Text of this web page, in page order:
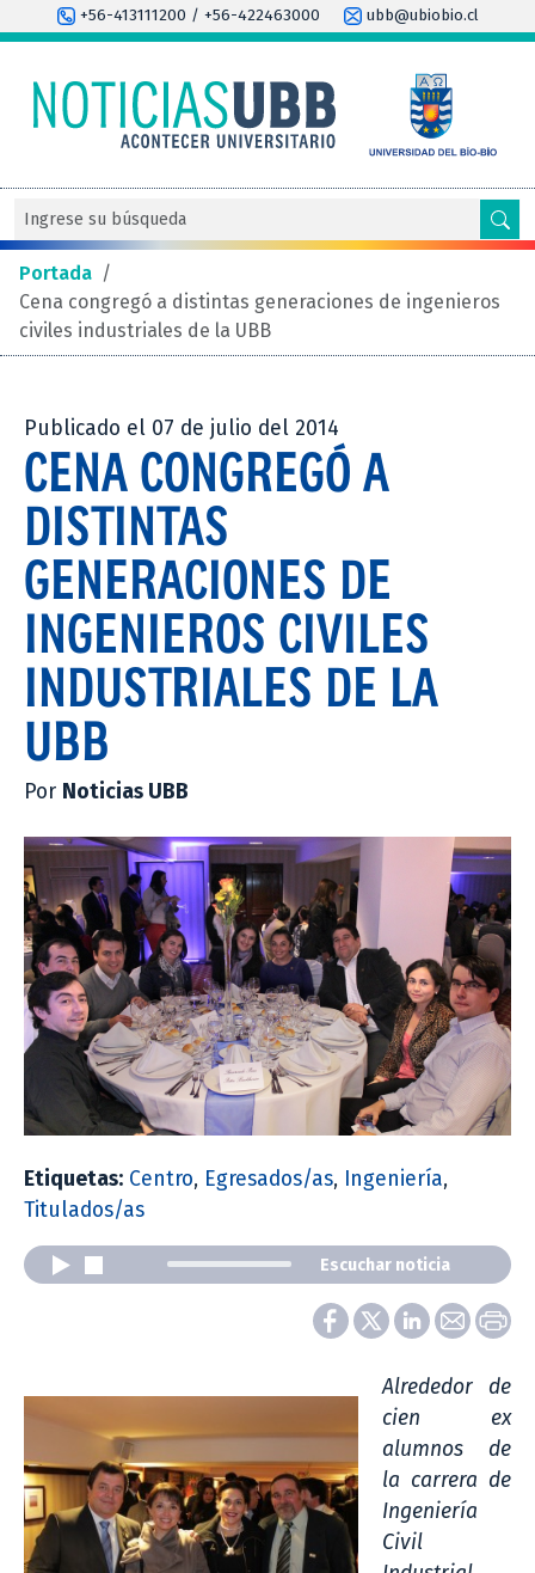
+56-413111200 / +56-422463000 ubb@ubiobio.cl
Portada /
Cena congregó a distintas generaciones de ingenieros
civiles industriales de la UBB
Publicado el 07 de julio del 2014
CENA CONGREGÓ A
DISTINTAS
GENERACIONES DE
INGENIEROS CIVILES
INDUSTRIALES DE LA
UBB
Por Noticias UBB
Etiquetas: Centro, Egresados/as, Ingeniería,
Titulados/as
Escuchar noticia
Alrededor de
cien ex
alumnos de
la carrera de
Ingeniería
Civil